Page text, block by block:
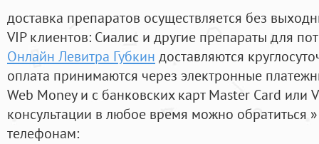
доставка препаратов осуществляется без
VIP клиентов: Сиалис и другие препараты для
Онлайн Левитра Губкин доставляются
оплата принимаются через электронные
Web Money и с банковских карт Master Card или
консультации в любое время можно обратиться
телефонам: